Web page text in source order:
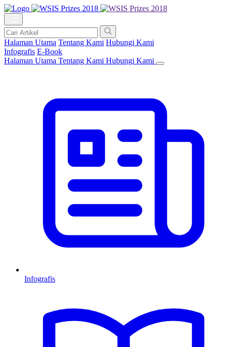
Halaman Utama Tentang Kami Hubungi Kami
Infografis E-Book
Halaman Utama Tentang Kami Hubungi Kami
Infografis